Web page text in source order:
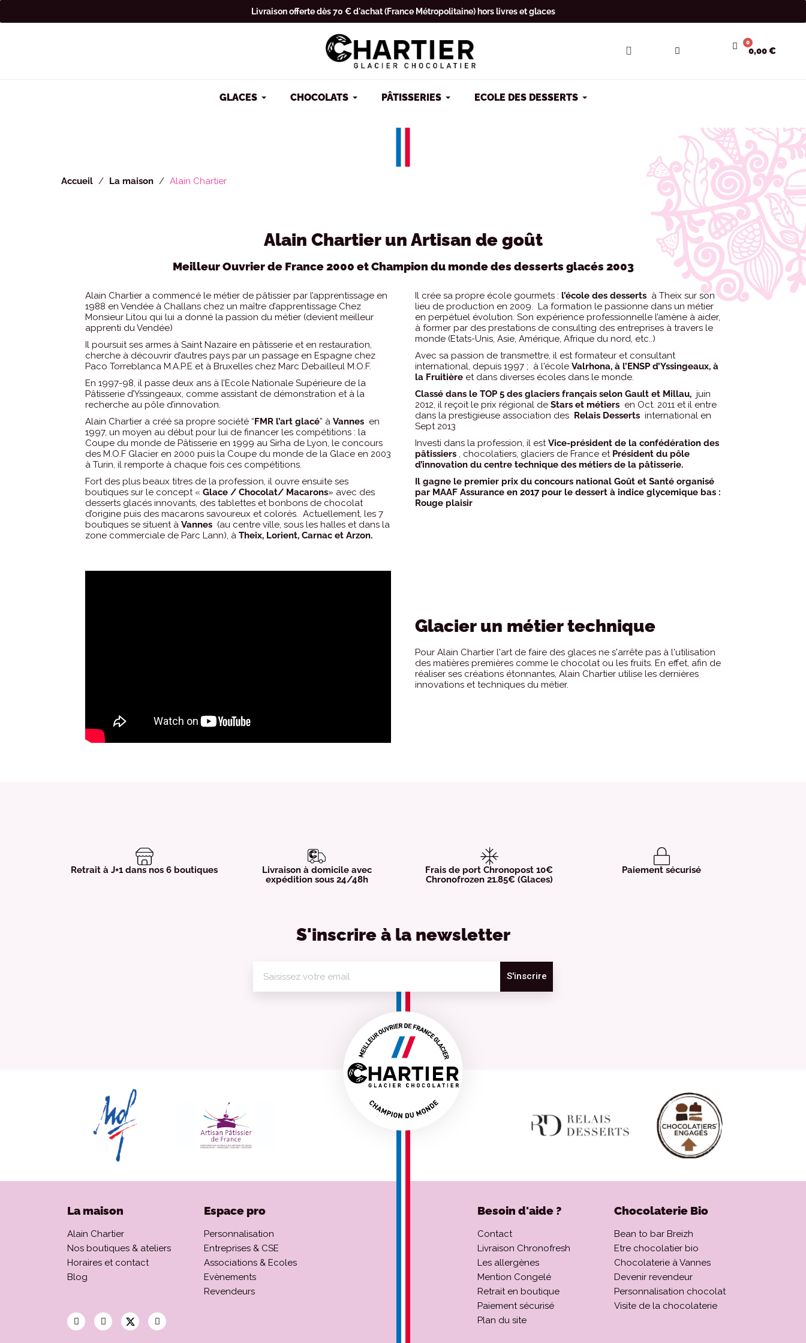
Livraison offerte dès 70 € d'achat (France Métropolitaine) hors livres et glaces
0,00 €
GLACES CHOCOLATS PÂTISSERIES ECOLE DES DESSERTS
Accueil La maison Alain Chartier
Alain Chartier un Artisan de goût
Meilleur Ouvrier de France 2000 et Champion du monde des desserts glacés 2003
Alain Chartier a commencé le métier de pâtissier par l’apprentissage en
1988 en Vendée à Challans chez un maître d’apprentissage Chez
Monsieur Litou qui lui a donné la passion du métier (devient meilleur
apprenti du Vendée)
Il poursuit ses armes à Saint Nazaire en pâtisserie et en restauration,
cherche à découvrir d’autres pays par un passage en Espagne chez
Paco Torreblanca M.A.P.E et à Bruxelles chez Marc Debailleul M.O.F.
En 1997-98, il passe deux ans à l’Ecole Nationale Supérieure de la
Pâtisserie d’Yssingeaux, comme assistant de démonstration et à la
recherche au pôle d’innovation.
Alain Chartier a créé sa propre société “FMR l’art glacé” à Vannes en
1997, un moyen au début pour lui de financer les compétitions : la
Coupe du monde de Pâtisserie en 1999 au Sirha de Lyon, le concours
des M.O.F Glacier en 2000 puis la Coupe du monde de la Glace en 2003
à Turin, il remporte à chaque fois ces compétitions.
Fort des plus beaux titres de la profession, il ouvre ensuite ses
boutiques sur le concept « Glace / Chocolat/ Macarons» avec des
desserts glacés innovants, des tablettes et bonbons de chocolat
d’origine puis des macarons savoureux et colorés. Actuellement, les 7
boutiques se situent à Vannes (au centre ville, sous les halles et dans la
zone commerciale de Parc Lann), à Theix, Lorient, Carnac et Arzon.
Il crée sa propre école gourmets : l’école des desserts à Theix sur son
lieu de production en 2009. La formation le passionne dans un métier
en perpétuel évolution. Son expérience professionnelle l’amène à aider,
à former par des prestations de consulting des entreprises à travers le
monde (Etats-Unis, Asie, Amérique, Afrique du nord, etc..)
Avec sa passion de transmettre, il est formateur et consultant
international, depuis 1997 ; à l'école Valrhona, à l’ENSP d’Yssingeaux, à
la Fruitière et dans diverses écoles dans le monde.
Classé dans le TOP 5 des glaciers français selon Gault et Millau, juin
2012, il reçoit le prix régional de Stars et métiers en Oct. 2011 et il entre
dans la prestigieuse association des Relais Desserts international en
Sept 2013
Investi dans la profession, il estVice-président de la confédération des
pâtissiers , chocolatiers, glaciers de France et Président du pôle
d’innovation du centre technique des métiers de la pâtisserie.
Il gagne le premier prix du concours national Goût et Santé organisé
par MAAF Assurance en 2017 pour le dessert à indice glycemique bas :
Rouge plaisir
Glacier un métier technique
Pour Alain Chartier l'art de faire des glaces ne s'arrête pas à l'utilisation
des matières premières comme le chocolat ou les fruits. En effet, afin de
réaliser ses créations étonnantes, Alain Chartier utilise les dernières
innovations et techniques du métier.
Retrait à J+1 dans nos 6 boutiques
Livraison à domicile avec
expédition sous 24/48h
Frais de port Chronopost 10€
Chronofrozen 21.85€ (Glaces)
Paiement sécurisé
S'inscrire à la newsletter
S'inscrire
La maison
Alain Chartier
Nos boutiques & ateliers
Horaires et contact
Blog
Espace pro
Personnalisation
Entreprises & CSE
Associations & Ecoles
Evènements
Revendeurs
Besoin d'aide ?
Contact
Livraison Chronofresh
Les allergènes
Mention Congelé
Retrait en boutique
Paiement sécurisé
Plan du site
Chocolaterie Bio
Bean to bar Breizh
Etre chocolatier bio
Chocolaterie à Vannes
Devenir revendeur
Personnalisation chocolat
Visite de la chocolaterie